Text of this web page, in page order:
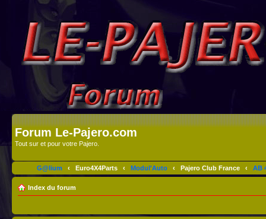
Forum Le-Pajero.com
Tout sur et pour votre Pajero.
G@lium ‹ Euro4X4Parts ‹ Modul'Auto ‹ Pajero Club France ‹ AB
Index du forum